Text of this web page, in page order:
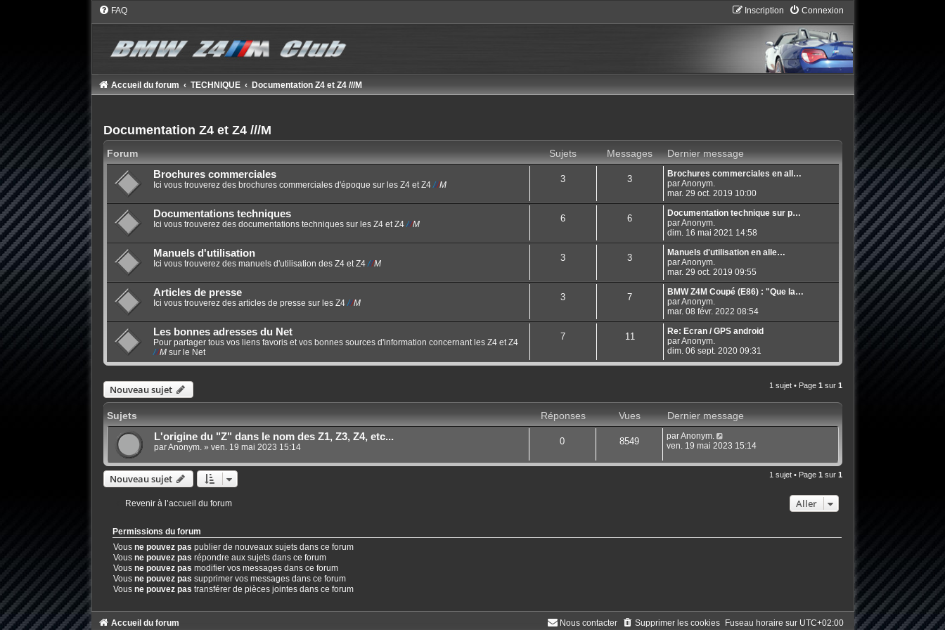
FAQ Connexion
Inscription
Accueil du forum TECHNIQUE Documentation Z4 et Z4 ///M
Documentation Z4 et Z4 ///M
Forum Sujets Messages
Dernier message
Brochures commerciales
Ici vous trouverez des brochures commerciales d'époque sur les Z4 et Z4///M
3 3
Brochures commerciales en all…
par Anonym.
mar. 29 oct. 2019 10:00
Documentations techniques
Ici vous trouverez des documentations techniques sur les Z4 et Z4///M
6 6
Documentation technique sur p…
par Anonym.
dim. 16 mai 2021 14:58
Manuels d'utilisation
Ici vous trouverez des manuels d'utilisation des Z4 et Z4///M
3 3
Manuels d'utilisation en alle…
par Anonym.
mar. 29 oct. 2019 09:55
Articles de presse
Ici vous trouverez des articles de presse sur les Z4///M
3 7
BMW Z4M Coupé (E86) : "Que la…
par Anonym.
mar. 08 févr. 2022 08:54
Les bonnes adresses du Net
Pour partager tous vos liens favoris et vos bonnes sources d'information concernant les Z4 et Z4
///Msur le Net
7 11
Re: Ecran / GPS android
par Anonym.
dim. 06 sept. 2020 09:31
Nouveau sujet 1 sujet • Page 1 sur 1
Sujets Réponses Vues
Dernier message
L'origine du "Z" dans le nom des Z1, Z3, Z4, etc...
par Anonym. » ven. 19 mai 2023 15:14
0 8549
par Anonym.
ven. 19 mai 2023 15:14
Nouveau sujet 1 sujet • Page 1 sur 1
Revenir à l’accueil du forum Aller
Permissions du forum
Vous ne pouvez pas publier de nouveaux sujets dans ce forum
Vous ne pouvez pas répondre aux sujets dans ce forum
Vous ne pouvez pas modifier vos messages dans ce forum
Vous ne pouvez pas supprimer vos messages dans ce forum
Vous ne pouvez pas transférer de pièces jointes dans ce forum
Accueil du forum Fuseau horaire sur UTC+02:00
Supprimer les cookies
Nous contacter